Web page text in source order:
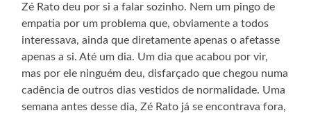
Zé Rato deu por si a falar sozinho. Nem um pingo de
empatia por um problema que, obviamente a todos
interessava, ainda que diretamente apenas o afetasse
apenas a si. Até um dia. Um dia que acabou por vir,
mas por ele ninguém deu, disfarçado que chegou numa
cadência de outros dias vestidos de normalidade. Uma
semana antes desse dia, Zé Rato já se encontrava fora,